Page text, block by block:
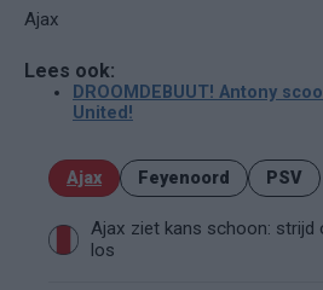
Lees ook:
DROOMDEBUUT! Antony
United!
Ajax Feyenoord PSV
Ajax ziet kans schoon: strijd
los